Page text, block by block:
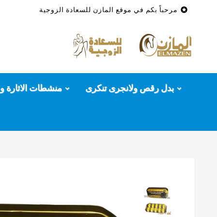
 مرحباً بكم في موقع المازن للسعادة الزوجية
بدل رقص ولانجرى تنكرى منشطات الاثارة